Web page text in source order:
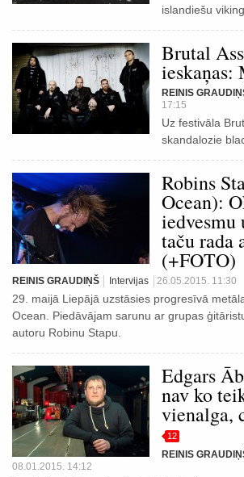
islandiešu
Brutal
ieskaņas:
REINIS
17:15
Uz festivāla
skandalozie
Robins
Ocean):
iedvesmu
taču rada
(+FOTO)
REINIS GRAUDIŅŠ Intervijas 26.05.2015. 11:30
29. maijā Liepājā uzstāsies progresīvā
Ocean. Piedāvājam sarunu ar grupas
autoru Robinu Stapu.
Edgars
nav ko
vienalga,
12
REINIS
08.01.2015. 14:12